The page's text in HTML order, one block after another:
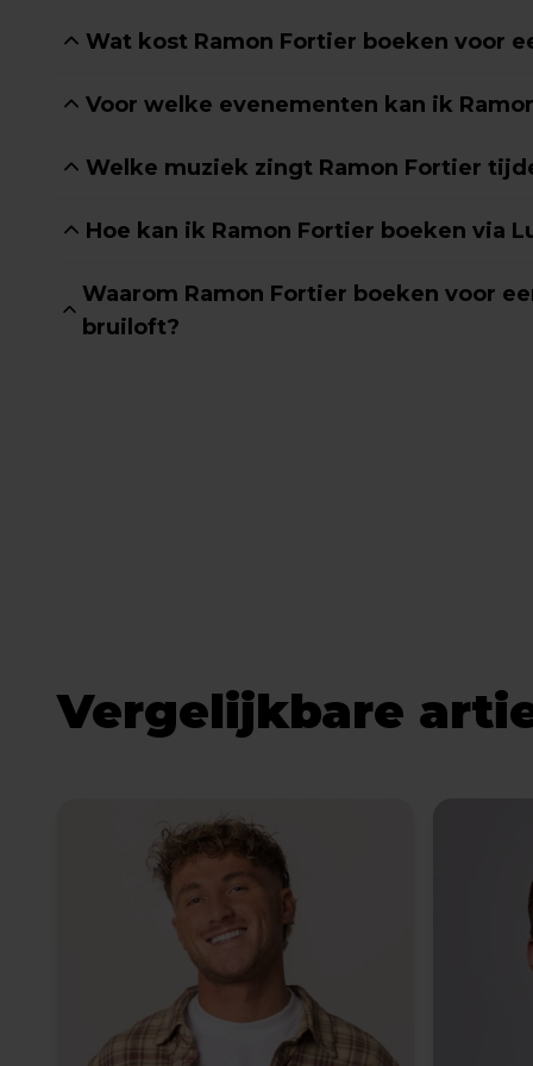
Wat kost Ramon Fortier boeken voor
Voor welke evenementen kan ik
Welke muziek zingt Ramon Fortier
Hoe kan ik Ramon Fortier boeken via
Waarom Ramon Fortier boeken voor
bruiloft?
Vergelijkbare